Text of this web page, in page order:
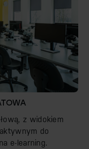
z widokiem
do
e-learning.